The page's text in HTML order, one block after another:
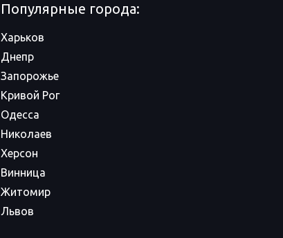
Популярные города:
Харьков
Днепр
Запорожье
Кривой Рог
Одесса
Николаев
Херсон
Винница
Житомир
Львов